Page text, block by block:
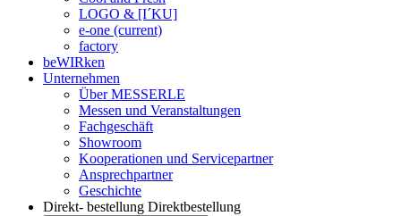
LOGO & [I´KU]
e-one (current)
factory
beWIRken
Unternehmen
Über MESSERLE
Messen und Veranstaltungen
Fachgeschäft
Showroom
Kooperationen und Servicepartner
Ansprechpartner
Geschichte
Direkt- bestellung Direktbestellung